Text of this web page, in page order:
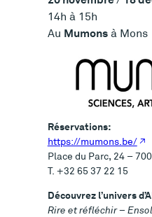
14h à 15h
Au Mumonsà Mons
Réservations:
https://mumons.be/
Place du Parc, 24 –
T. +32 65 37 22 15
Découvrez l’univers
Rire et réfléchir –